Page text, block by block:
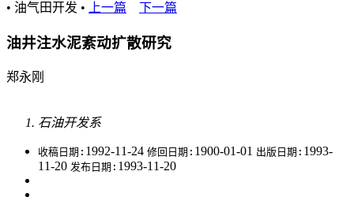
• 油气田开发 • 上一篇 下一篇
油井注水泥紊动扩散研究
郑永刚
石油开发系
收稿日期: 1992-11-24 修回日期: 1900-01-01 出版日期: 1993-
11-20 发布日期: 1993-11-20